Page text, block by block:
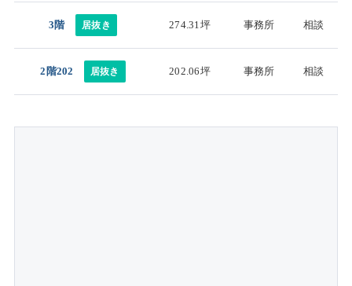
3階 居抜き 274.31坪 事務所 相談
2階202 居抜き 202.06坪 事務所 相談